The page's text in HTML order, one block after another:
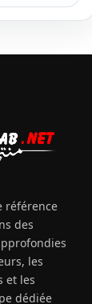
référence
des
les
et les
dédiée